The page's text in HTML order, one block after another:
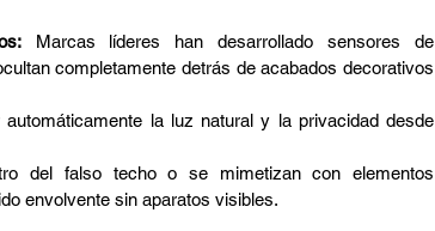
Marcas líderes han desarrollado sensores de
completamente detrás de acabados decorativos
la luz natural y la privacidad desde
del falso techo o se mimetizan con elementos
envolvente sin aparatos visibles.